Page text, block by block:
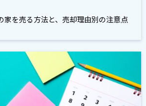
家を売る方法と、売却理由別の注意点